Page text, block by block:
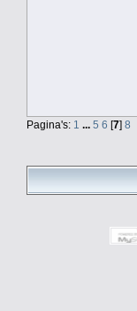
Pagina's: 1 ... 5 6 [7] 8